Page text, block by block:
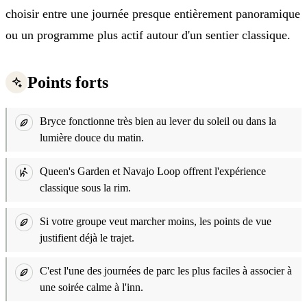
choisir entre une journée presque entièrement panoramique
ou un programme plus actif autour d'un sentier classique.
Points forts
Bryce fonctionne très bien au lever du soleil ou dans la
lumière douce du matin.
Queen's Garden et Navajo Loop offrent l'expérience
classique sous la rim.
Si votre groupe veut marcher moins, les points de vue
justifient déjà le trajet.
C'est l'une des journées de parc les plus faciles à associer à
une soirée calme à l'inn.